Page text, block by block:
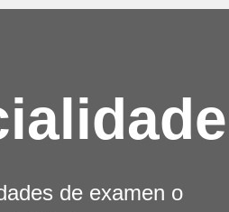
de examen o